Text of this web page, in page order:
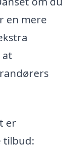
en mere
at
er
tilbud: